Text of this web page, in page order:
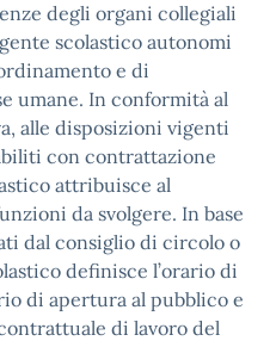
degli organi collegiali
scolastico autonomi
e di
umane. In conformità al
alle disposizioni vigenti
con contrattazione
attribuisce al
da svolgere. In base
dal consiglio di circolo o
definisce l’orario di
di apertura al pubblico e
di lavoro del